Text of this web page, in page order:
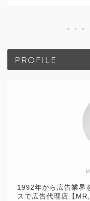
PROFILE
1992年から広告業界
スで広告代理店【